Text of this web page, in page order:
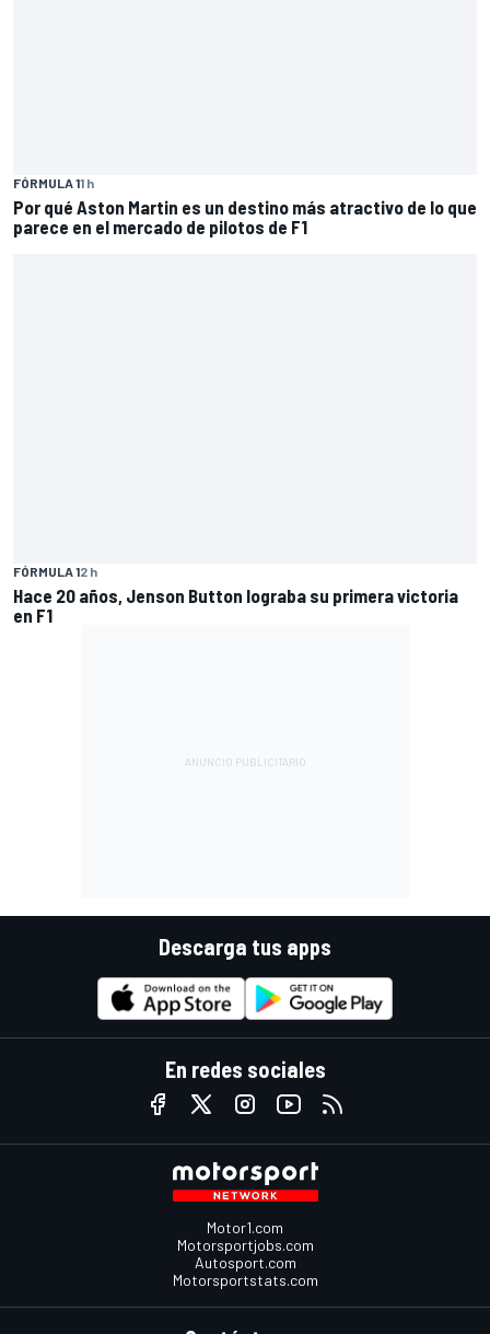
FÓRMULA 11 h
Por qué Aston Martin es un destino más atractivo de lo que
parece en el mercado de pilotos de F1
FÓRMULA 12 h
Hace 20 años, Jenson Button lograba su primera victoria
en F1
Descarga tus apps
En redes sociales
Motor1.com
Motorsportjobs.com
Autosport.com
Motorsportstats.com